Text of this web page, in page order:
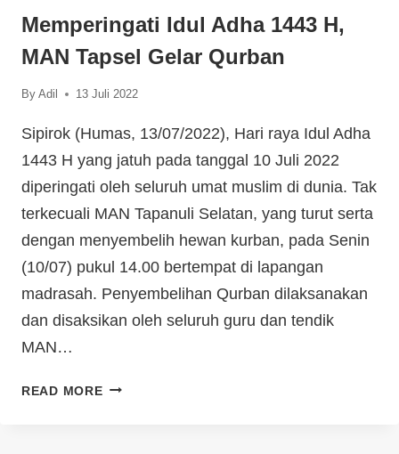
Memperingati Idul Adha 1443 H,
MAN Tapsel Gelar Qurban
By Adil 13 Juli 2022
Sipirok (Humas, 13/07/2022), Hari raya Idul Adha
1443 H yang jatuh pada tanggal 10 Juli 2022
diperingati oleh seluruh umat muslim di dunia. Tak
terkecuali MAN Tapanuli Selatan, yang turut serta
dengan menyembelih hewan kurban, pada Senin
(10/07) pukul 14.00 bertempat di lapangan
madrasah. Penyembelihan Qurban dilaksanakan
dan disaksikan oleh seluruh guru dan tendik
MAN…
READ MORE